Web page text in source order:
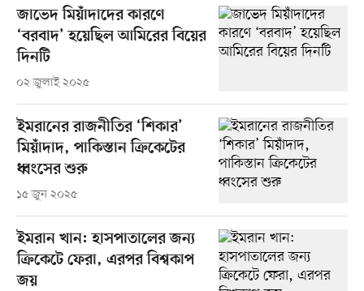
জাভেদ মিয়াঁদাদের কারণে
‘বরবাদ’ হয়েছিল আমিরের বিয়ের
দিনটি
০২ জুলাই ২০২৫
ইমরানের রাজনীতির ‘শিকার’
মিয়াঁদাদ, পাকিস্তান ক্রিকেটের
ধ্বংসের শুরু
১৫ জুন ২০২৫
ইমরান খান: হাসপাতালের জন্য
ক্রিকেটে ফেরা, এরপর বিশ্বকাপ
জয়